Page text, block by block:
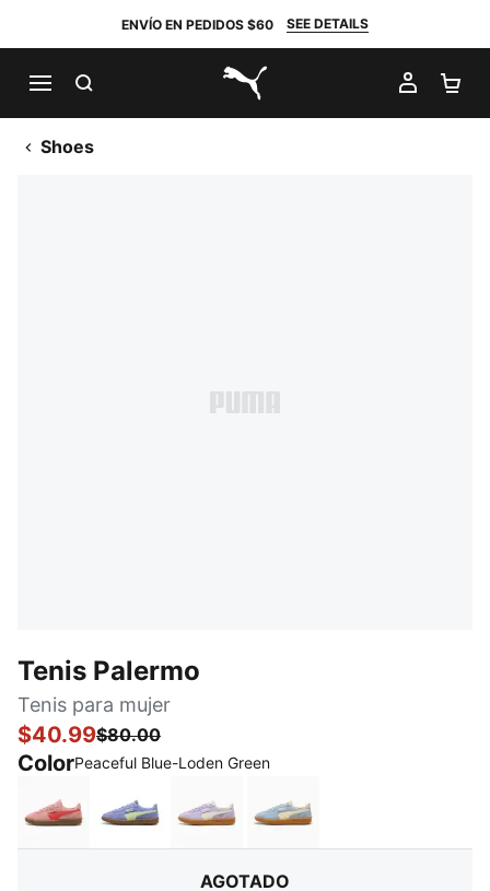
ENVÍO EN PEDIDOS $60 SEE DETAILS
PUMA.com
MI
Shoes
Tenis Palermo
Tenis para mujer
$40.99$80.00
ColorPeaceful Blue-Loden Green:
Rosy Outlook-GumIntense Lavender-Gum
Light Lavender-Warm White
Sea Illusion-Buttercream
AGOTADO